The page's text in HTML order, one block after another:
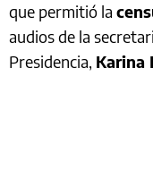
que permitió la
audios de la
Presidencia, Karina